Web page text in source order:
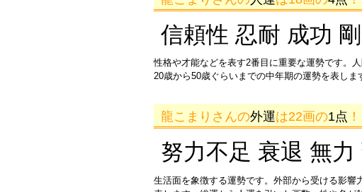
信頼性 忍耐 成功
性格や才能などを表す2番目に重要な運勢です。
20歳から50歳ぐらいまでの中年期の運勢を表しま
龍こまりさんの外運は22画の1点 ！
努力不足 衰退 無
生活面を象徴する運勢です。外部から受ける影